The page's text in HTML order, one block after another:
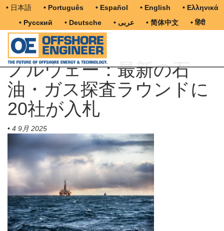
• 日本語 • Português • Español • English
• Ελληνικά
• Русский
• Deutsche • عربى • 简体中文 • हिंदी
ノルウェー：最新の石
油・ガス探査ラウンドに
20社が入札
• 4 9月 2025